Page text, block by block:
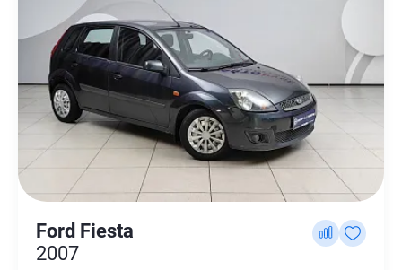
Ford Fiesta
2007